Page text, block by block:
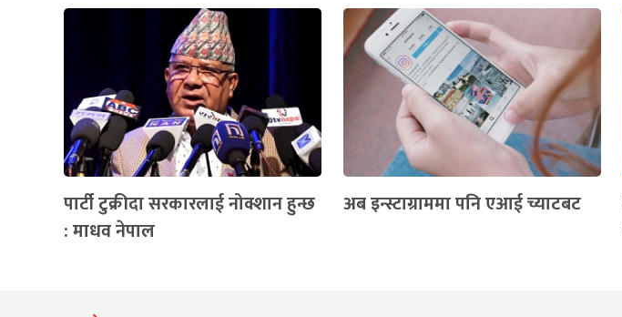
पार्टी टुक्रीदा सरकारलाई नोक्शान हुन्छ
: माधव नेपाल
अब इन्स्टाग्राममा पनि एआई च्याटबट